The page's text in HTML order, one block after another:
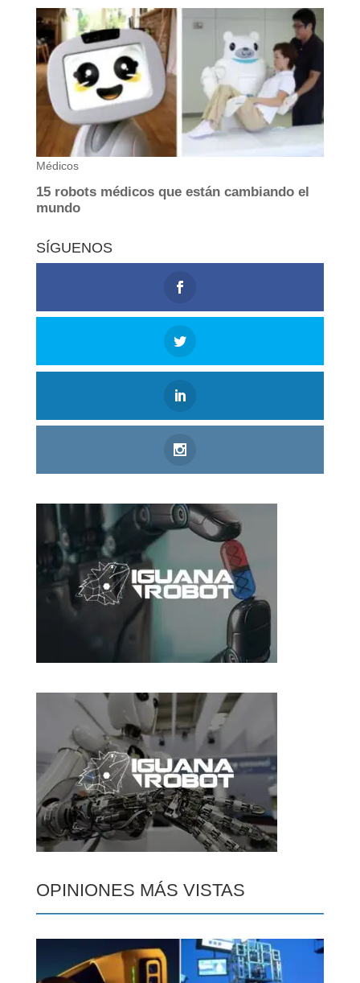
SÍGUENOS
OPINIONES MÁS VISTAS